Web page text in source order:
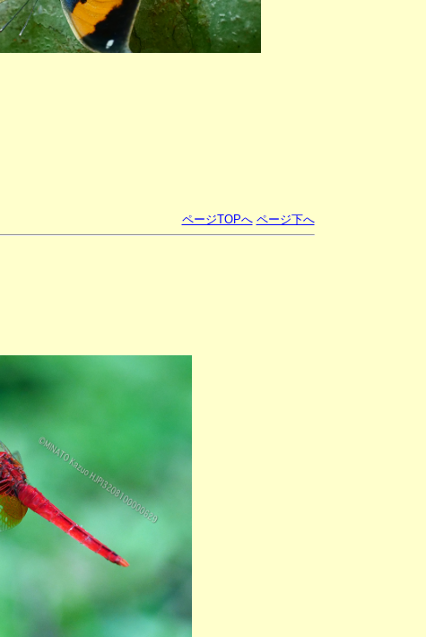
ページTOPへ ページ下へ